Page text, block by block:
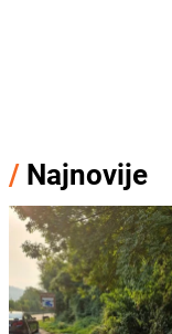
/ Najnovije